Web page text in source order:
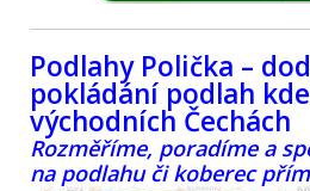
Podlahy Polička –
pokládání podlah
východních Čechách
Rozměříme, poradíme a
na podlahu či koberec